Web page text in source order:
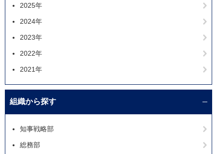
2025年
2024年
2023年
2022年
2021年
組織から探す
知事戦略部
総務部